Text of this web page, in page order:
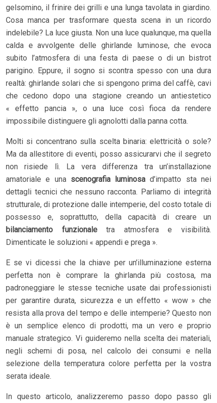
gelsomino, il frinire dei grilli e una lunga tavolata in giardino.
Cosa manca per trasformare questa scena in un ricordo
indelebile? La luce giusta. Non una luce qualunque, ma quella
calda e avvolgente delle ghirlande luminose, che evoca
subito l’atmosfera di una festa di paese o di un bistrot
parigino. Eppure, il sogno si scontra spesso con una dura
realtà: ghirlande solari che si spengono prima del caffè, cavi
che cedono dopo una stagione creando un antiestetico
« effetto pancia », o una luce così fioca da rendere
impossibile distinguere gli agnolotti dalla panna cotta.
Molti si concentrano sulla scelta binaria: elettricità o sole?
Ma da allestitore di eventi, posso assicurarvi che il segreto
non risiede lì. La vera differenza tra un’installazione
amatoriale e una scenografia luminosa d’impatto sta nei
dettagli tecnici che nessuno racconta. Parliamo di integrità
strutturale, di protezione dalle intemperie, del costo totale di
possesso e, soprattutto, della capacità di creare un
bilanciamento funzionaletra atmosfera e visibilità.
Dimenticate le soluzioni « appendi e prega ».
E se vi dicessi che la chiave per un’illuminazione esterna
perfetta non è comprare la ghirlanda più costosa, ma
padroneggiare le stesse tecniche usate dai professionisti
per garantire durata, sicurezza e un effetto « wow » che
resista alla prova del tempo e delle intemperie? Questo non
è un semplice elenco di prodotti, ma un vero e proprio
manuale strategico. Vi guideremo nella scelta dei materiali,
negli schemi di posa, nel calcolo dei consumi e nella
selezione della temperatura colore perfetta per la vostra
serata ideale.
In questo articolo, analizzeremo passo dopo passo gli